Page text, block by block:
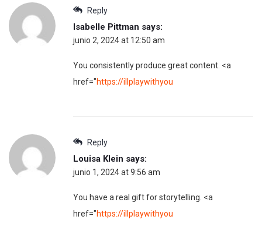
Reply
Isabelle Pittman says:
junio 2, 2024 at 12:50 am
You consistently produce great content. <a
href="https://illplaywithyou
Reply
Louisa Klein says:
junio 1, 2024 at 9:56 am
You have a real gift for storytelling. <a
href="https://illplaywithyou